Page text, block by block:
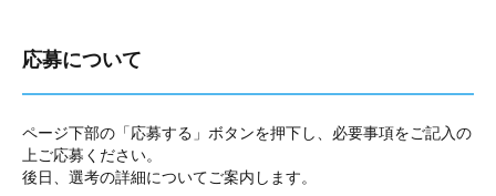
応募について
ページ下部の「応募する」ボタンを押下し、必要事項をご記入の
上ご応募ください。
後日、選考の詳細についてご案内します。